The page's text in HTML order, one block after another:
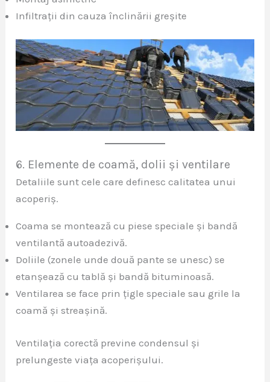
Infiltrații din cauza înclinării greșite
6. Elemente de coamă, dolii și ventilare
Detaliile sunt cele care definesc calitatea unui
acoperiș.
Coama se montează cu piese speciale și bandă
ventilantă autoadezivă.
Doliile (zonele unde două pante se unesc) se
etanșează cu tablă și bandă bituminoasă.
Ventilarea se face prin țigle speciale sau grile la
coamă și streașină.
Ventilația corectă previne condensul și
prelungeste viața acoperișului.